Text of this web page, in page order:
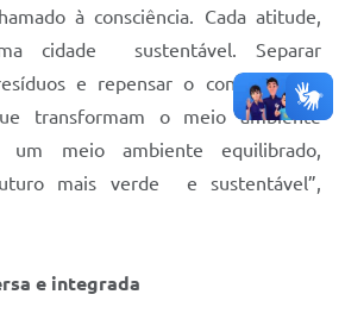
à consciência. Cada atitude,
cidade sustentável. Separar
e repensar o consumo são
transformam o meio ambiente
um meio ambiente equilibrado,
mais verde e sustentável”,
e integrada